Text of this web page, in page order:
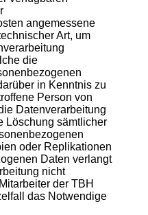
angemessene
Art, um
die
in Kenntnis zu
Person von
Datenverarbeitung
Löschung sämtlicher
oder Replikationen
Daten verlangt
nicht
der TBH
das Notwendige